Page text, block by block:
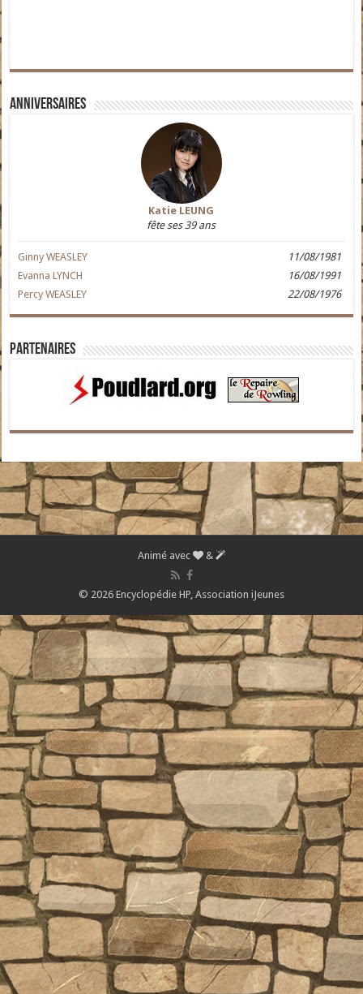
Anniversaires
Katie LEUNG
fête ses 39 ans
Ginny WEASLEY
11/08/1981
Evanna LYNCH
16/08/1991
Percy WEASLEY
22/08/1976
Partenaires
Animé avec &
© 2026 Encyclopédie HP, Association iJeunes